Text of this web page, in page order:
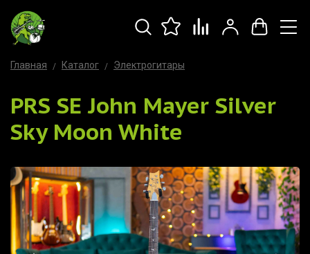
Главная Каталог Электрогитары
PRS SE John Mayer Silver
Sky Moon White